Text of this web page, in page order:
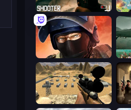
BodyCamera Shooter
Bullet Force
Ghost Sniper